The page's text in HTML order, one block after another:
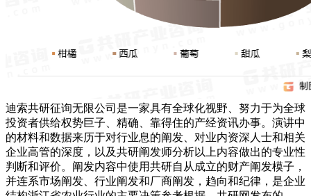
迪索共研征询无限公司是一家具有全球化视野、努力于为全球
投资者供给权势巨子、精确、靠得住的产经资讯办事。演讲中
的材料和数据来历于对行业息的阐发、对业内资深人士和相关
企业高管的深度，以及共研阐发师分析以上内容做出的专业性
判断和评价。阐发内容中使用共研自从成立的财产阐发模子，
并连系市场阐发、行业阐发和厂商阐发，趋向和纪律，是企业